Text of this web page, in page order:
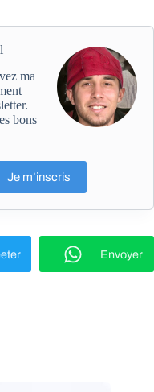
ma
bons
Envoyer